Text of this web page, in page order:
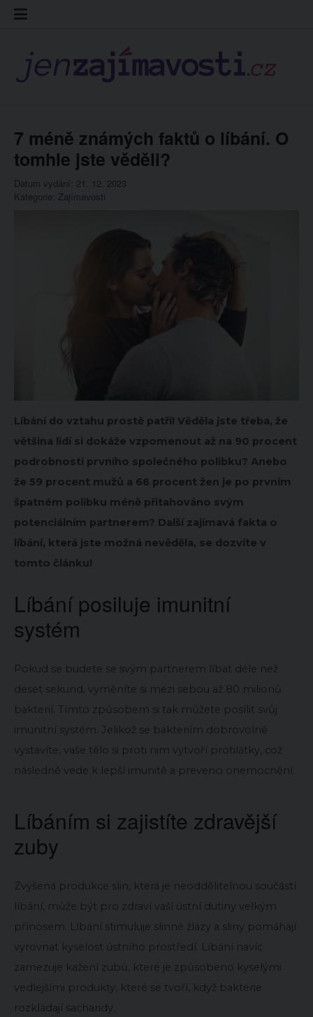
Skip
7 méně známých faktů o líbání. O
tomhle jste věděli?
Datum vydání: 21. 12. 2023
Kategorie: Zajímavosti
Líbání do vztahu prostě patří! Věděla jste třeba, že
většina lidí si dokáže vzpomenout až na 90 procent
podrobností prvního společného polibku? Anebo
že 59 procent mužů a 66 procent žen je po prvním
špatném polibku méně přitahováno svým
potenciálním partnerem? Další zajímavá fakta o
líbání, která jste možná nevěděla, se dozvíte v
tomto článku!
Líbání posiluje imunitní
systém
Pokud se budete se svým partnerem líbat déle než
deset sekund, vyměníte si mezi sebou až 80 milionů
bakterií. Tímto způsobem si tak můžete posílit svůj
imunitní systém. Jelikož se bakteriím dobrovolně
vystavíte, vaše tělo si proti nim vytvoří protilátky, což
následně vede k lepší imunitě a prevenci onemocnění.
Líbáním si zajistíte zdravější
zuby
Zvýšená produkce slin, která je neoddělitelnou součástí
líbání, může být pro zdraví vaší ústní dutiny velkým
přínosem. Líbání stimuluje slinné žlázy a sliny pomáhají
vyrovnat kyselost ústního prostředí. Líbání navíc
zamezuje kažení zubů, které je způsobeno kyselými
vedlejšími produkty, které se tvoří, když bakterie
rozkládají sacharidy.